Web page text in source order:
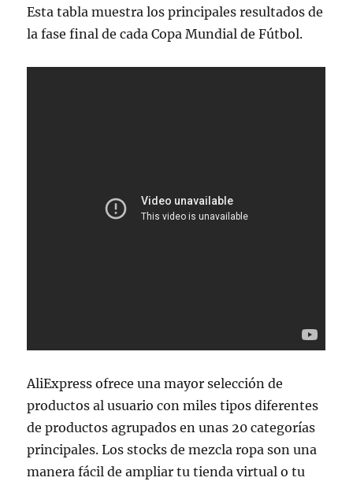
Esta tabla muestra los principales resultados de
la fase final de cada Copa Mundial de Fútbol.
AliExpress ofrece una mayor selección de
productos al usuario con miles tipos diferentes
de productos agrupados en unas 20 categorías
principales. Los stocks de mezcla ropa son una
manera fácil de ampliar tu tienda virtual o tu